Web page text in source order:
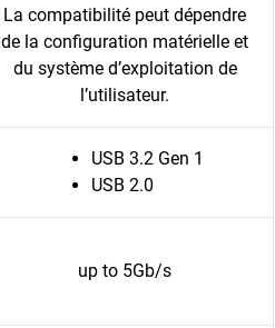
La compatibilité peut dépendre
de la configuration matérielle et
du système d’exploitation de
l’utilisateur.
USB 3.2 Gen 1
USB 2.0
up to 5Gb/s